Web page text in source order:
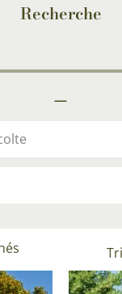
Recherche
—